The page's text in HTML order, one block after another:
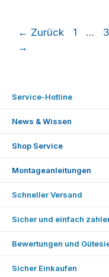
← Zurück Seite
1 …
→
Service-Hotline
Unterstützung und
☏ +49 (0)
WhatsApp-
News & Wissen
Erläuterungen
Sichtschutzfolien
Milchglasfolien
Shop Service
Cookie-Einstellungen
Widerrufsrecht
Datenschutzerklärung
Montageanleitungen
Montageanleitung für
Montageanleitung für
Entfernungsanleitung
Schneller Versand
Sicher und einfach
Bewertungen und
Sicher Einkaufen